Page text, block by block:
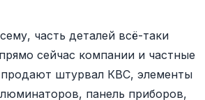
часть деталей всё-таки
сейчас компании и частные
штурвал КВС, элементы
панель приборов,